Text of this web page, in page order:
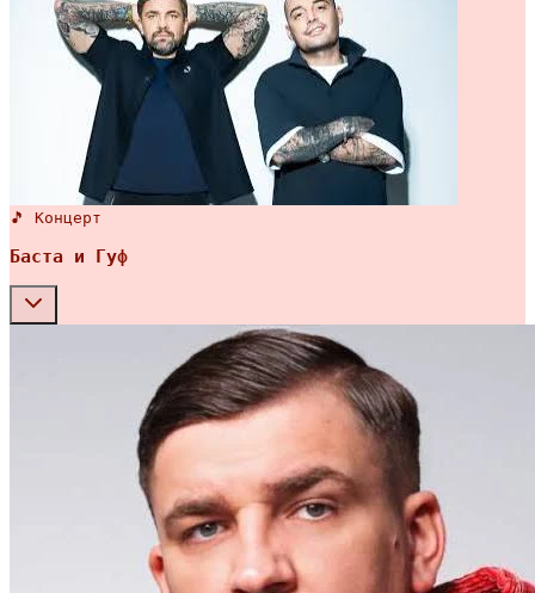
🎵 Концерт
Баста и Гуф